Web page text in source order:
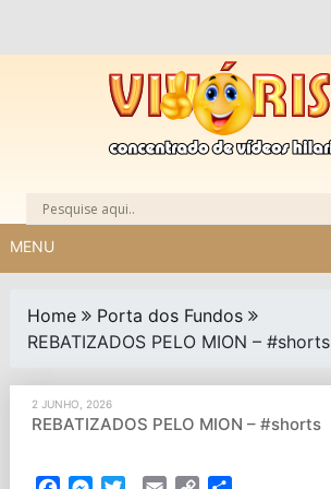
MENU
Home
Porta dos Fundos
REBATIZADOS PELO MION – #shorts
2 JUNHO, 2026
REBATIZADOS PELO MION – #shorts